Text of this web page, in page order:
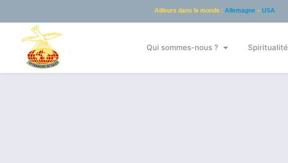
Ailleurs dans le monde : Allemagne– USA
Qui sommes-nous ? Spiritualité